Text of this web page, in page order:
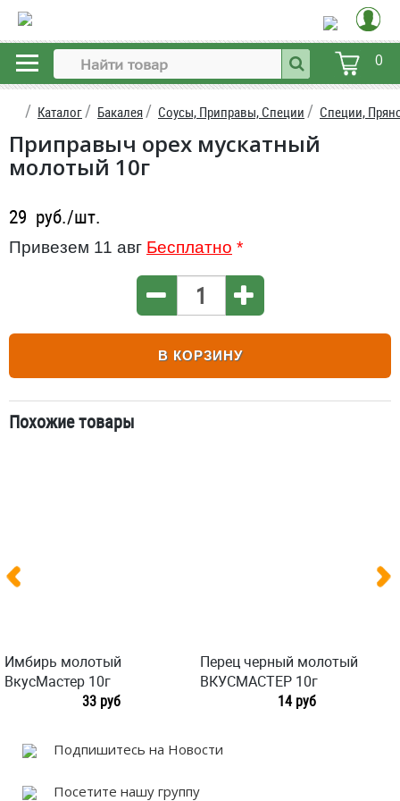
0
Каталог Бакалея Соусы, Приправы, Специи Специи,
Приправыч орех мускатный
молотый 10г
29 руб./шт.
Привезем 11 авг Бесплатно *
В КОРЗИНУ
Похожие товары
Имбирь молотый
ВкусМастер 10г
33 руб
Перец черный молотый
ВКУСМАСТЕР 10г
14 руб
Подпишитесь на Новости
Посетите нашу группу